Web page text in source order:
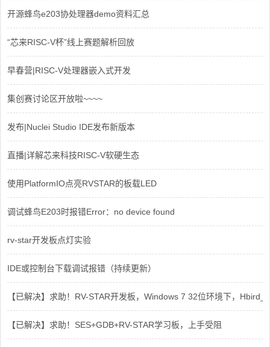
开源蜂鸟e203协处理器demo资料汇总
“芯来RISC-V杯”线上赛题解析回放
早春营|RISC-V处理器嵌入式开发
集创赛讨论区开放啦~~~~
发布|Nuclei Studio IDE发布新版本
直播|详解芯来科技RISC-V软硬生态
使用PlatformIO点亮RVSTAR的板载LED
调试蜂鸟E203时报错Error：no device found
rv-star开发板点灯实验
IDE或控制台下载调试报错（持续更新）
【已解决】求助！RV-STAR开发板，Windows 7 32位环境下，
【已解决】求助！SES+GDB+RV-STAR学习板，上手受阻